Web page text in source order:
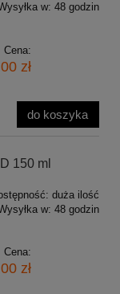
w: 48 godzin
Cena:
zł
do koszyka
150 ml
duża ilość
w: 48 godzin
Cena:
zł